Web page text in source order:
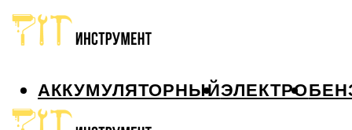
АККУМУЛЯТОРНЫЙЭЛЕКТРО